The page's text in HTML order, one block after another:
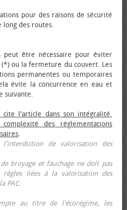
pour des raisons de sécurité
long des routes.
peut être nécessaire pour éviter
ou la fermeture du couvert. Les
permanentes ou temporaires
évite la concurrence en eau et
suivante.
l'article dans son intégralité,
des réglementations
.
l'interdiction de valorisation des
broyage et fauchage ne doit pas
règles liées à la valorisation des
PAC.
au titre de l'écorégime, les